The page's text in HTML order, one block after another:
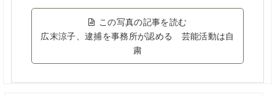
この写真の記事を読む
広末涼子、逮捕を事務所が認める 芸能活動は自
粛